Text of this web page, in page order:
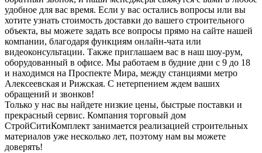
удобное для вас время. Если у вас остались вопросы или вы
хотите узнать стоимость доставки до вашего строительного
объекта, вы можете задать все вопросы прямо на сайте нашей
компании, благодаря функциям онлайн-чата или
видеоконсультации. Также приглашаем вас в наш шоу-рум,
оборудованный в офисе. Мы работаем в будние дни с 9 до 18
и находимся на Проспекте Мира, между станциями метро
Алексеевская и Рижская. С нетерпением ждем ваших
обращений и звонков!
Только у нас вы найдете низкие цены, быстрые поставки и
прекрасный сервис. Компания торговый дом
СтройСитиКомплект занимается реализацией строительных
материалов уже несколько лет, поэтому нам вы можете
доверять!